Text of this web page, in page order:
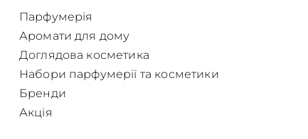
Парфумерія
Аромати для дому
Доглядова косметика
Набори парфумерії та косметики
Бренди
Акція